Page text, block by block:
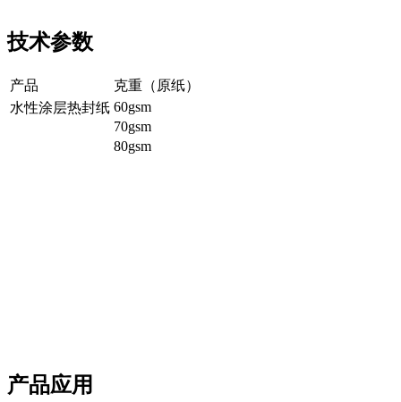
技术参数
产品
克重（原纸）
水性涂层热封纸 60gsm
70gsm
80gsm
产品应用